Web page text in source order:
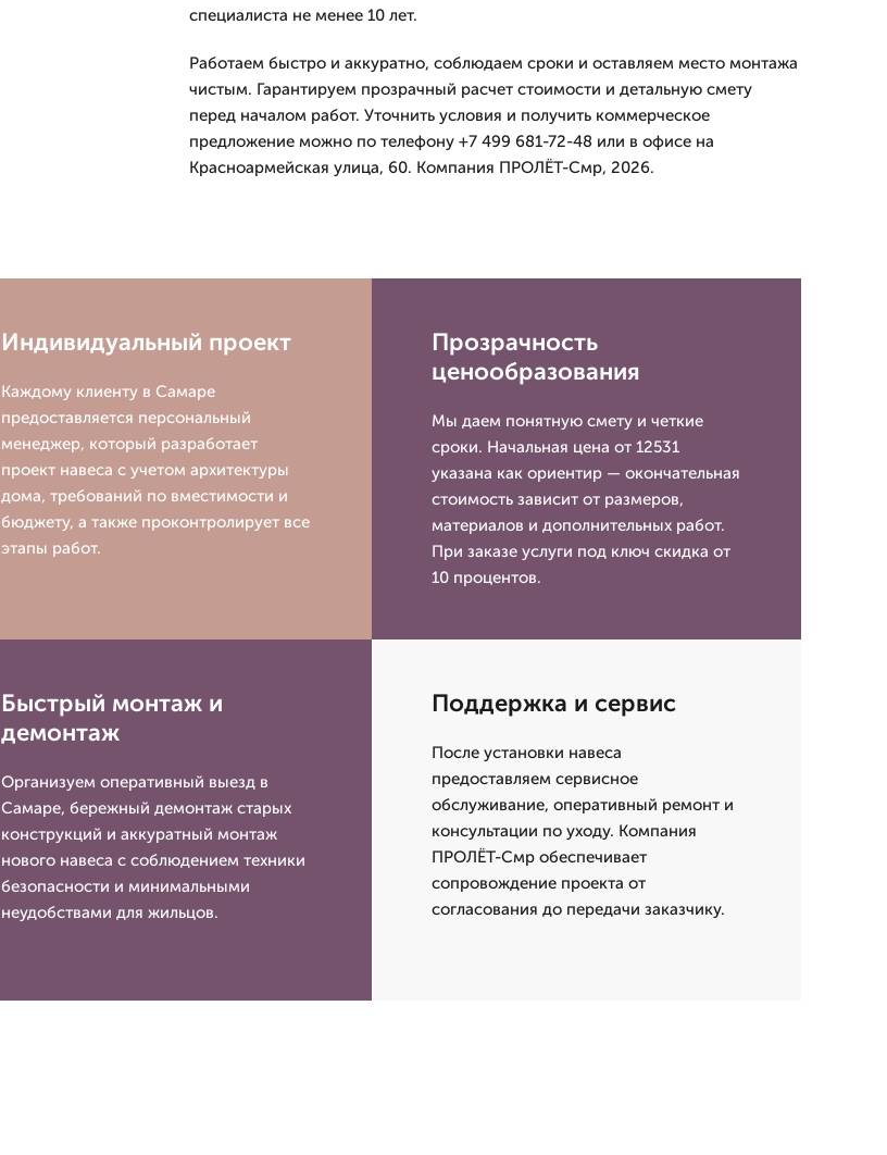
специалиста не менее 10 лет.
Работаем быстро и аккуратно, соблюдаем сроки и оставляем место монтажа
чистым. Гарантируем прозрачный расчет стоимости и детальную смету
перед началом работ. Уточнить условия и получить коммерческое
предложение можно по телефону +7 499 681-72-48 или в офисе на
Красноармейская улица, 60. Компания ПРОЛЁТ-Смр, 2026.
Индивидуальный проект
Каждому клиенту в Самаре
предоставляется персональный
менеджер, который разработает
проект навеса с учетом архитектуры
дома, требований по вместимости и
бюджету, а также проконтролирует все
этапы работ.
Прозрачность
ценообразования
Мы даем понятную смету и четкие
сроки. Начальная цена от 12531
указана как ориентир — окончательная
стоимость зависит от размеров,
материалов и дополнительных работ.
При заказе услуги под ключ скидка от
10 процентов.
Быстрый монтаж и
демонтаж
Организуем оперативный выезд в
Самаре, бережный демонтаж старых
конструкций и аккуратный монтаж
нового навеса с соблюдением техники
безопасности и минимальными
неудобствами для жильцов.
Поддержка и сервис
После установки навеса
предоставляем сервисное
обслуживание, оперативный ремонт и
консультации по уходу. Компания
ПРОЛЁТ-Смр обеспечивает
сопровождение проекта от
согласования до передачи заказчику.